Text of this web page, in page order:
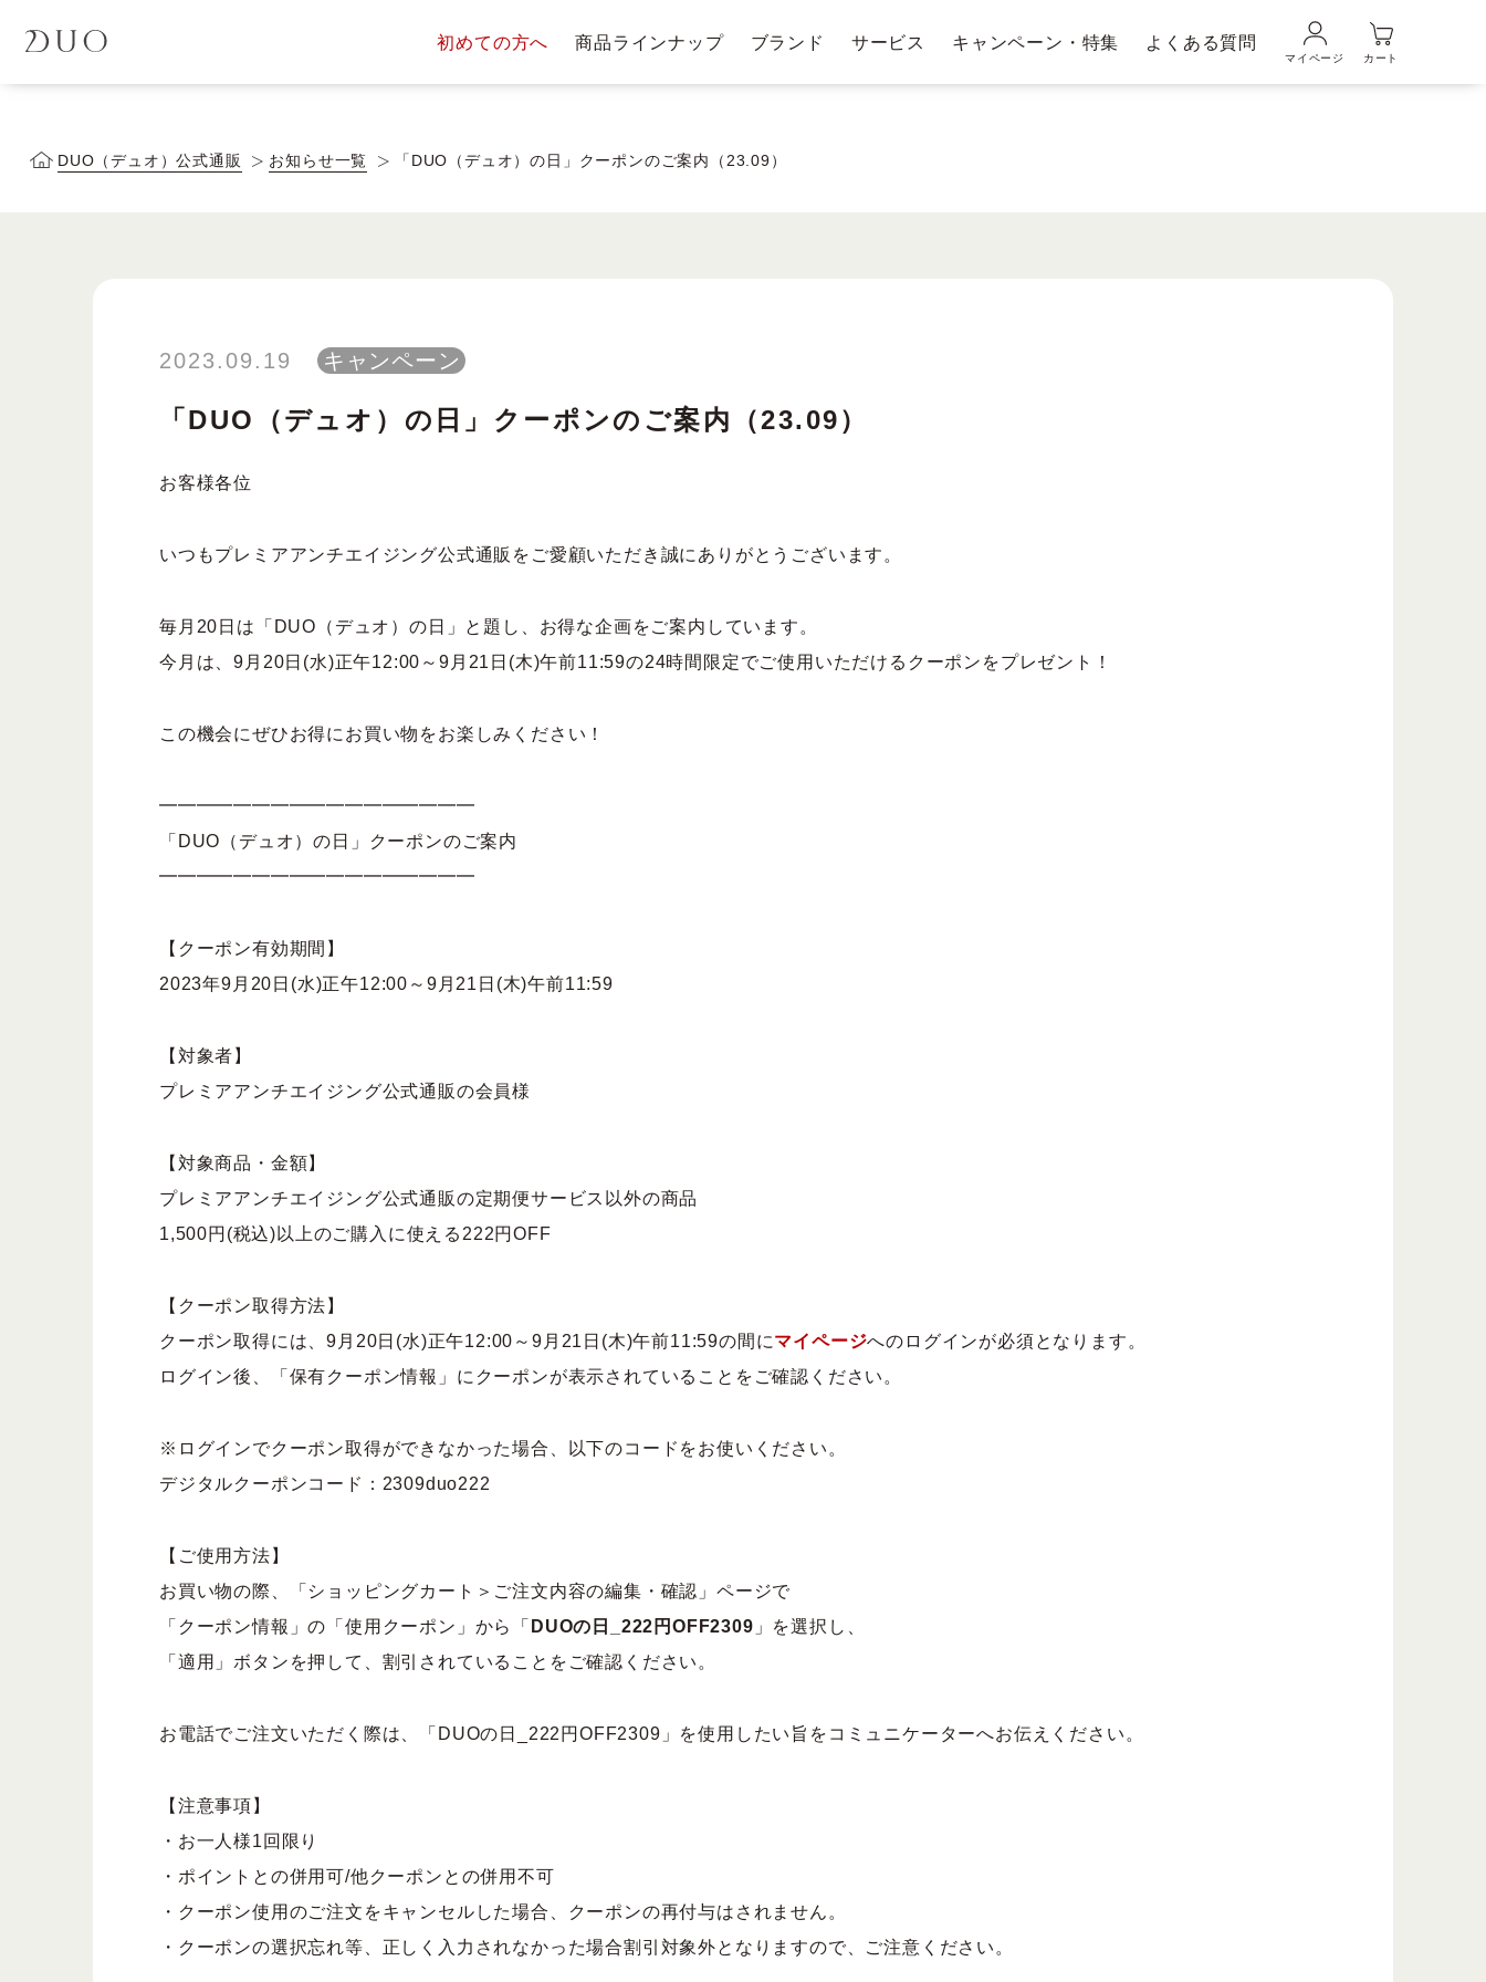
初めての方へ 商品ラインナップ ブランド
DUOについて DUOヒストリー ベストコスメ受賞履歴
サービス キャンペーン・特集 よくある質問
マイページ カート
DUO（デュオ）公式通販 お知らせ一覧 「DUO（デュオ）の日」クーポンのご案内（23.09）
2023.09.19 キャンペーン
「DUO（デュオ）の日」クーポンのご案内（23.09）
お客様各位
いつもプレミアアンチエイジング公式通販をご愛顧いただき誠にありがとうございます。
毎月20日は「DUO（デュオ）の日」と題し、お得な企画をご案内しています。
今月は、9月20日(水)正午12:00～9月21日(木)午前11:59の24時間限定でご使用いただけるクーポンをプレゼント！
この機会にぜひお得にお買い物をお楽しみください！
━━━━━━━━━━━━━━━━━
「DUO（デュオ）の日」クーポンのご案内
━━━━━━━━━━━━━━━━━
【クーポン有効期間】
2023年9月20日(水)正午12:00～9月21日(木)午前11:59
【対象者】
プレミアアンチエイジング公式通販の会員様
【対象商品・金額】
プレミアアンチエイジング公式通販の定期便サービス以外の商品
1,500円(税込)以上のご購入に使える222円OFF
【クーポン取得方法】
クーポン取得には、9月20日(水)正午12:00～9月21日(木)午前11:59の間にマイページへのログインが必須となります。
ログイン後、「保有クーポン情報」にクーポンが表示されていることをご確認ください。
※ログインでクーポン取得ができなかった場合、以下のコードをお使いください。
デジタルクーポンコード：2309duo222
【ご使用方法】
お買い物の際、「ショッピングカート＞ご注文内容の編集・確認」ページで
「クーポン情報」の「使用クーポン」から「 DUOの日_222円OFF2309 」を選択し、
「適用」ボタンを押して、割引されていることをご確認ください。
お電話でご注文いただく際は、「DUOの日_222円OFF2309」を使用したい旨をコミュニケーターへお伝えください。
【注意事項】
・お一人様1回限り
・ポイントとの併用可/他クーポンとの併用不可
・クーポン使用のご注文をキャンセルした場合、クーポンの再付与はされません。
・クーポンの選択忘れ等、正しく入力されなかった場合割引対象外となりますので、ご注意ください。